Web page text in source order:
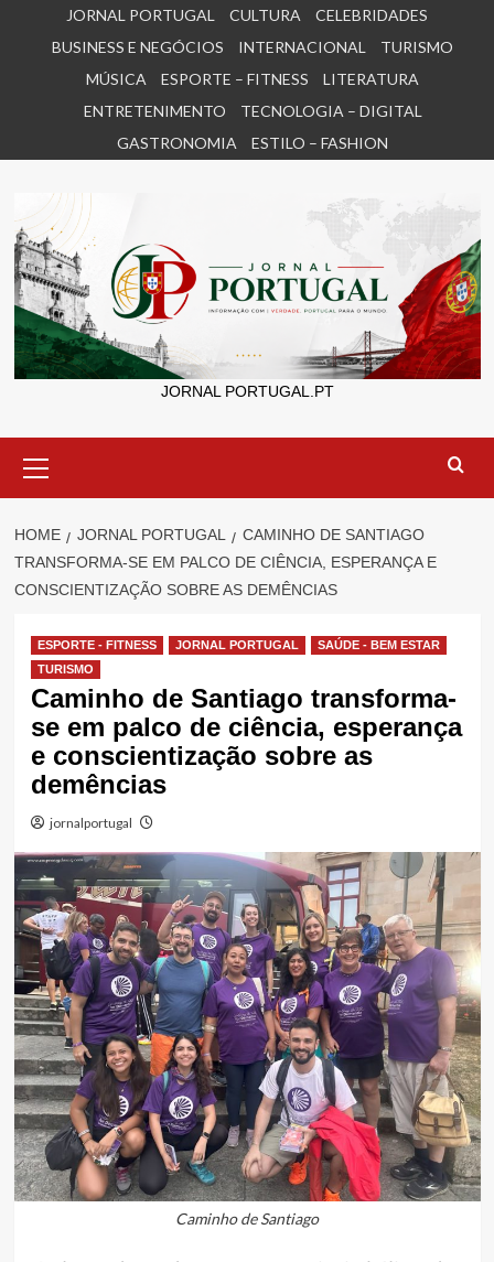
JORNAL PORTUGAL CULTURA
CELEBRIDADES
BUSINESS E NEGÓCIOS
INTERNACIONAL
TURISMO
MÚSICA
ESPORTE – FITNESS
LITERATURA
ENTRETENIMENTO
TECNOLOGIA – DIGITAL
GASTRONOMIA
ESTILO – FASHION
JORNAL PORTUGAL.PT
Menu
HOME JORNAL PORTUGAL
CAMINHO DE SANTIAGO
TRANSFORMA-SE EM PALCO DE CIÊNCIA, ESPERANÇA E
CONSCIENTIZAÇÃO SOBRE AS DEMÊNCIAS
ESPORTE - FITNESS JORNAL PORTUGAL
SAÚDE - BEM ESTAR
TURISMO
Caminho de Santiago transforma-
se em palco de ciência, esperança
e conscientização sobre as
demências
jornalportugal
Caminho de Santiago